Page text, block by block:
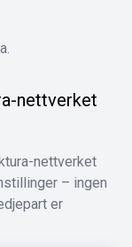
nettverket
nettverket
– ingen
er